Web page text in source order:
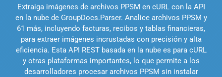
Extraiga imágenes de archivos PPSM en cURL con la API
en la nube de GroupDocs.Parser. Analice archivos PPSM y
61 más, incluyendo facturas, recibos y tablas financieras,
para extraer imágenes incrustadas con precisión y alta
eficiencia. Esta API REST basada en la nube es para cURL
y otras plataformas importantes, lo que permite a los
desarrolladores procesar archivos PPSM sin instalar